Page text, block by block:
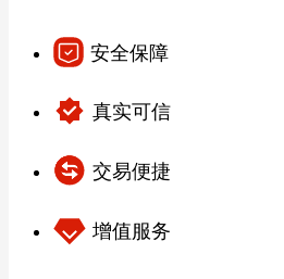
安全保障
真实可信
交易便捷
增值服务